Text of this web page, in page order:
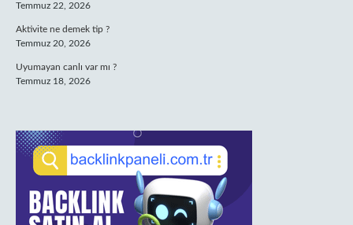
Temmuz 22, 2026
Aktivite ne demek tip ?
Temmuz 20, 2026
Uyumayan canlı var mı ?
Temmuz 18, 2026